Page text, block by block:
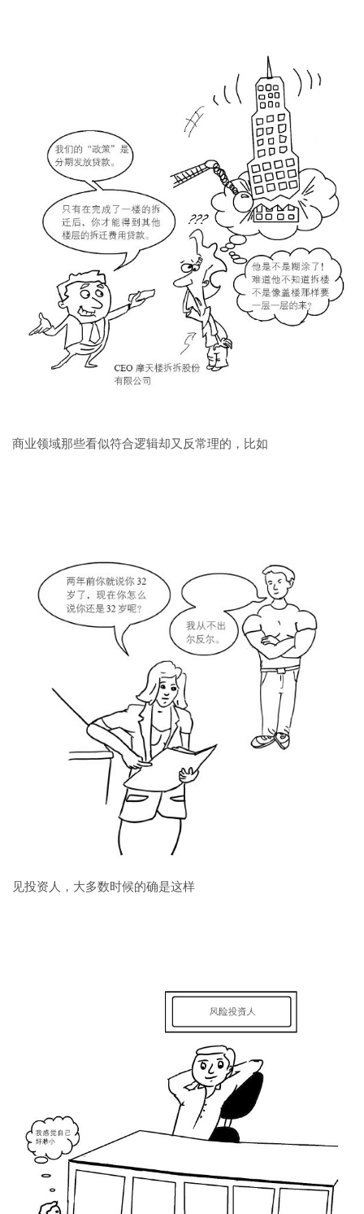
商业领域那些看似符合逻辑却又反常理的，比如
见投资人，大多数时候的确是这样